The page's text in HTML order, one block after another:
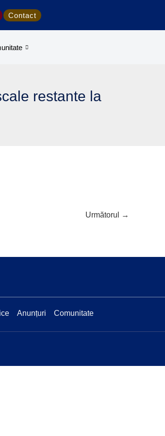
Contact
restante la
Următorul →
Anunțuri Comunitate